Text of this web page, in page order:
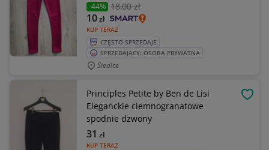
-44% 18,00 zł
KUP TERAZ
10zł
CZĘSTO SPRZEDAJE
SPRZEDAJĄCY: OSOBA PRYWATNA
Siedlce
Principles Petite by Ben de Lisi
Eleganckie ciemnogranatowe
spodnie dzwony
KUP TERAZ
31 zł